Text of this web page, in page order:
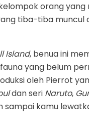
orang yang
tiba-tiba muncul
Island, benua ini
yang belum
oleh Pierrot
dan seri Naruto,
sampai kamu